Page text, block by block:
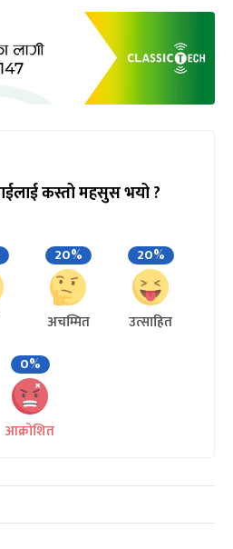
कस्तो महसुस भयो ?
20%
अचम्मित
20%
उत्साहित
0%
आक्रोशित